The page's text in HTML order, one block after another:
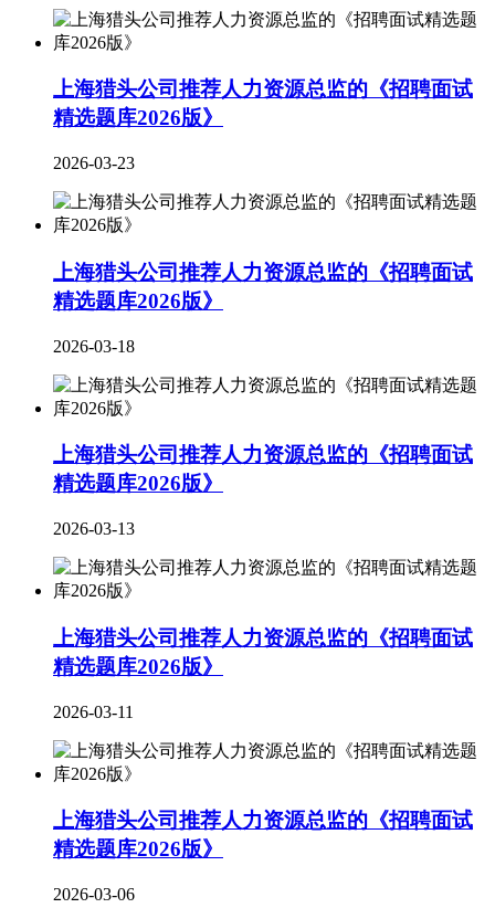
上海猎头公司推荐人力资源总监的《招聘面试
精选题库2026版》
2026-03-23
上海猎头公司推荐人力资源总监的《招聘面试
精选题库2026版》
2026-03-18
上海猎头公司推荐人力资源总监的《招聘面试
精选题库2026版》
2026-03-13
上海猎头公司推荐人力资源总监的《招聘面试
精选题库2026版》
2026-03-11
上海猎头公司推荐人力资源总监的《招聘面试
精选题库2026版》
2026-03-06